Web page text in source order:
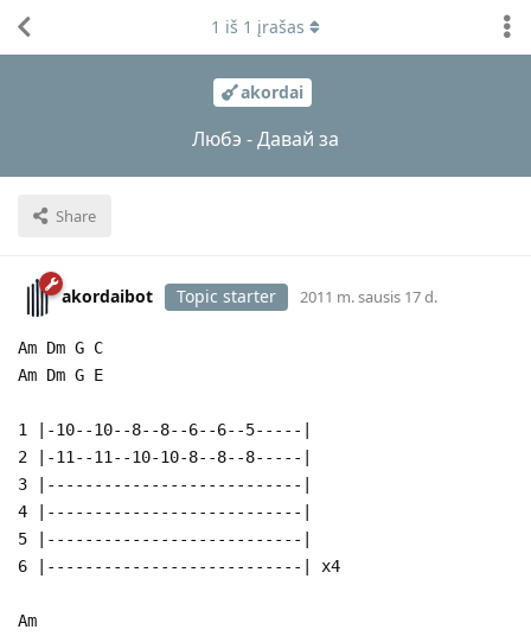
akordai
Любэ - Давай за
Share
1 iš 1 įrašas
akordaibot Topic starter 2011 m. sausis 17 d.
Am Dm G C
Am Dm G E
1 |-10--10--8--8--6--6--5-----|
2 |-11--11--10-10-8--8--8-----|
3 |---------------------------|
4 |---------------------------|
5 |---------------------------|
6 |---------------------------| x4
Am